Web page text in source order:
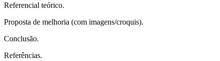
Referencial teórico.
Proposta de melhoria (com imagens/croquis).
Conclusão.
Referências.